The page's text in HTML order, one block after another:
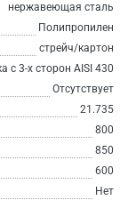
нержавеющая сталь
Полипропилен
стрейч/картон
с 3-х сторон AISI 430
Отсутствует
21.735
800
850
600
Нет